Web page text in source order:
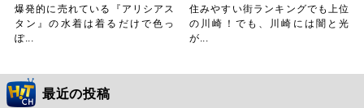
爆発的に売れている『アリシアス
タン』の水着は着るだけで色っ
ぽ...
住みやすい街ランキングでも上位
の川崎！でも、川崎には闇と光
が...
最近の投稿